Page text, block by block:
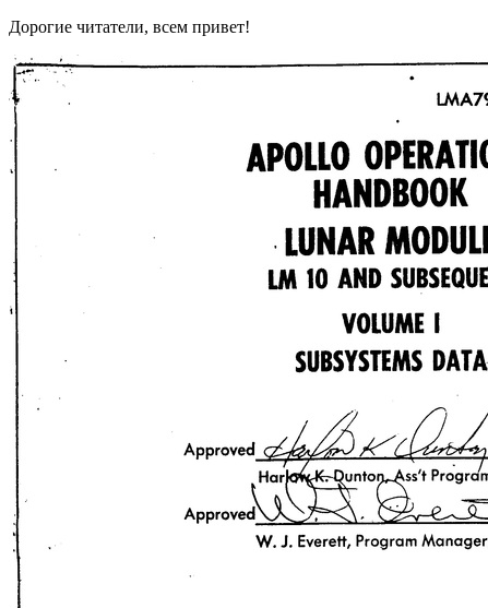
Дорогие читатели, всем привет!